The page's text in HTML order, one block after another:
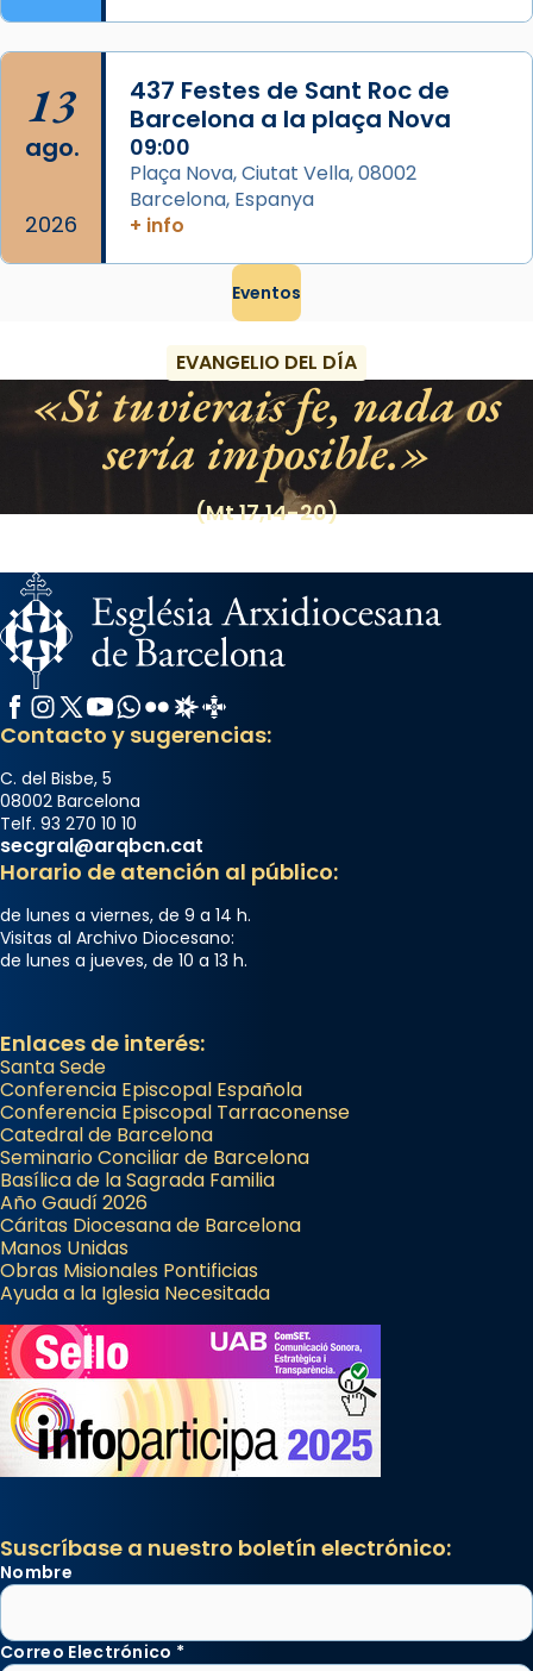
13
ago.
2026
437 Festes de Sant Roc de
Barcelona a la plaça Nova
09:00
Plaça Nova, Ciutat Vella, 08002
Barcelona, Espanya
+ info
Eventos
EVANGELIO DEL DÍA
Si tuvierais fe, nada os
sería imposible.
(Mt 17,14-20)
Facebook
Instagram
X / Twitter
YouTube
WhatsApp
FlickrRadio Estel
Catalunya Cristiana
Contacto y sugerencias:
C. del Bisbe, 5
08002 Barcelona
Telf. 93 270 10 10
secgral@arqbcn.cat
Horario de atención al público:
de lunes a viernes, de 9 a 14 h.
Visitas al Archivo Diocesano:
de lunes a jueves, de 10 a 13 h.
Enlaces de interés:
Santa Sede
Conferencia Episcopal Española
Conferencia Episcopal Tarraconense
Catedral de Barcelona
Seminario Conciliar de Barcelona
Basílica de la Sagrada Familia
Año Gaudí 2026
Cáritas Diocesana de Barcelona
Manos Unidas
Obras Misionales Pontificias
Ayuda a la Iglesia Necesitada
Suscríbase a nuestro boletín electrónico:
Nombre
Correo Electrónico *